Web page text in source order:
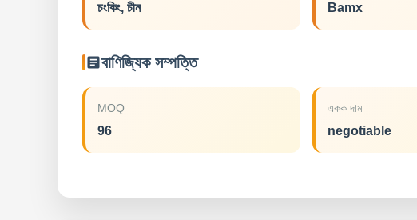
চংকিং, চীন Bamx
বাণিজ্যিক সম্পত্তি
MOQ
96
একক দাম
negotiable